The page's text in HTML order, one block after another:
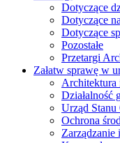
Dotyczące
Dotyczące
Dotyczące
Pozostałe
Przetargi
Załatw sprawę w
Architektura
Działalność
Urząd
Ochrona
Zarządzanie